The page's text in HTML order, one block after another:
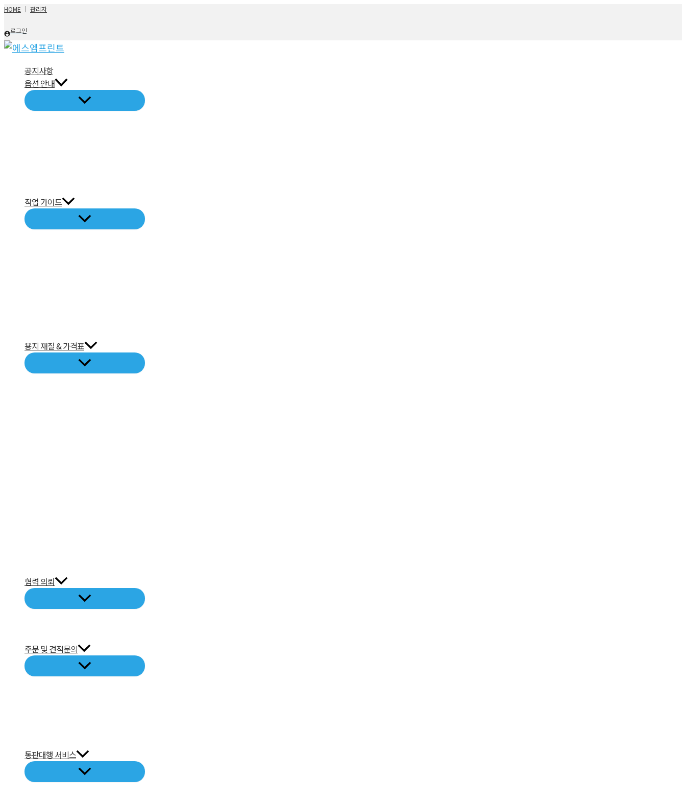
콘
텐
츠
HOME │ 관리자
로그인
공지사항
옵션 안내
작업 가이드
용지 재질 & 가격표
협력 의뢰
주문 및 견적문의
통판대행 서비스